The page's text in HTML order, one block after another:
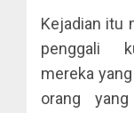
Kejadian itu
penggali
mereka
orang yang